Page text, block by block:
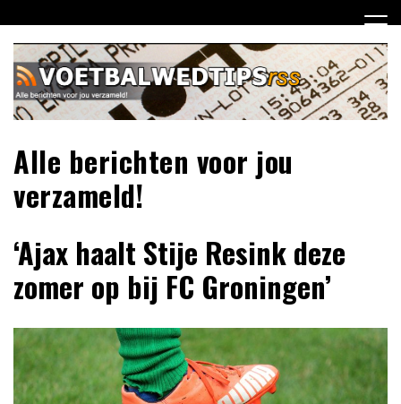
naar
inhoud
Alle berichten voor jou
verzameld!
‘Ajax haalt Stije Resink deze
zomer op bij FC Groningen’